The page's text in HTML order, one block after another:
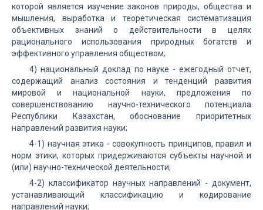
которой является изучение законов природы, общества и
мышления, выработка и теоретическая систематизация
объективных знаний о действительности в целях
рационального использования природных богатств и
эффективного управления обществом;
4) национальный доклад по науке - ежегодный отчет,
содержащий анализ состояния и тенденций развития
мировой и национальной науки, предложения по
совершенствованию научно-технического потенциала
Республики Казахстан, обоснование приоритетных
направлений развития науки;
4-1) научная этика - совокупность принципов, правил и
норм этики, которых придерживаются субъекты научной и
(или) научно-технической деятельности;
4-2) классификатор научных направлений - документ,
устанавливающий классификацию и кодирование
направлений науки;